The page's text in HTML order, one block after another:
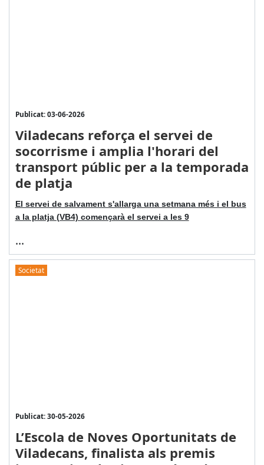
Publicat: 03-06-2026
Viladecans reforça el servei de
socorrisme i amplia l'horari del
transport públic per a la temporada
de platja
El servei de salvament s'allarga una setmana més i el bus
a la platja (VB4) començarà el servei a les 9
...
Societat
Publicat: 30-05-2026
L’Escola de Noves Oportunitats de
Viladecans, finalista als premis